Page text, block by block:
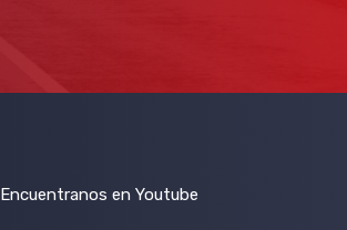
Encuentranos en Youtube